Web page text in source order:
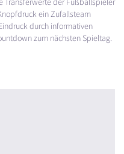
Transferwerte der Fußballspieler
ein Zufallsteam
durch informativen
zum nächsten Spieltag.